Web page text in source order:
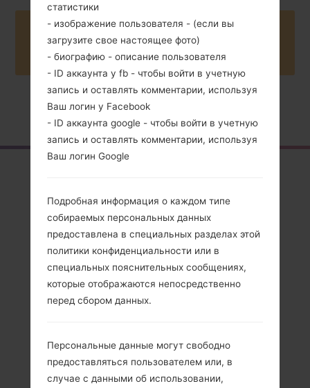
Buy accessories on Amazon
Главная → Серия →
LG236C(LG236C)
Сравнить
статистики
- изображение пользователя - (если вы
загрузите свое настоящее фото)
- биографию - описание пользователя
- ID аккаунта у fb - чтобы войти в учетную
запись и оставлять комментарии, используя
Ваш логин у Facebook
- ID аккаунта google - чтобы войти в учетную
запись и оставлять комментарии, используя
Ваш логин Google
Подробная информация о каждом типе
собираемых персональных данных
предоставлена в специальных разделах этой
политики конфиденциальности или в
специальных пояснительных сообщениях,
которые отображаются непосредственно
перед сбором данных.
Персональные данные могут свободно
предоставляться пользователем или, в
случае с данными об использовании,